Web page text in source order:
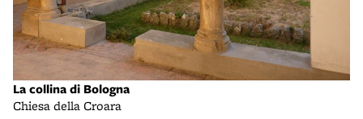
La collina di Bologna
Chiesa della Croara